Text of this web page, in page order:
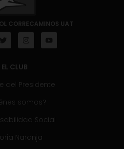
CORRECAMINOS UAT
EL CLUB
del Presidente
somos?
Social
Naranja